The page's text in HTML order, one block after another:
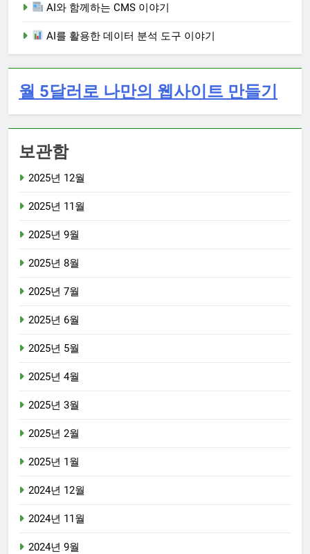
AI와 함께하는 CMS 이야기
AI를 활용한 데이터 분석 도구 이야기
월 5달러로 나만의 웹사이트 만들기
보관함
2025년 12월
2025년 11월
2025년 9월
2025년 8월
2025년 7월
2025년 6월
2025년 5월
2025년 4월
2025년 3월
2025년 2월
2025년 1월
2024년 12월
2024년 11월
2024년 9월